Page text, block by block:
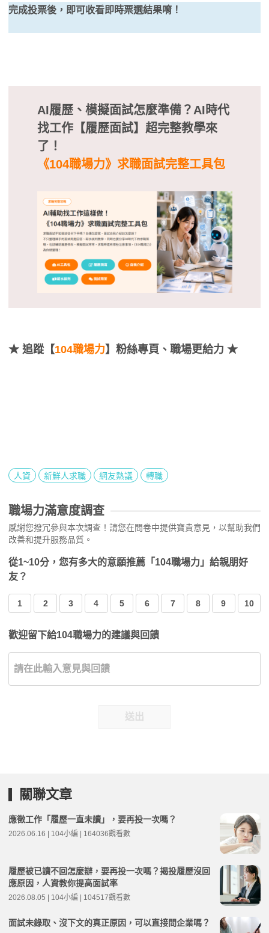
完成投票後，即可收看即時票選結果唷！
AI履歷、模擬面試怎麼準備？AI時代
找工作【履歷面試】超完整教學來
了！
《104職場力》求職面試完整工具包
★ 追蹤【104職場力】粉絲專頁、職場更給力 ★
人資 新鮮人求職 網友熱議 轉職
職場力滿意度調查
感謝您撥冗參與本次調查！請您在問卷中提供寶貴意見，以幫助我們
改善和提升服務品質。
從1~10分，您有多大的意願推薦「104職場力」給親朋好
友？
1 2 3 4 5 6 7 8 9 10
歡迎留下給104職場力的建議與回饋
送出
關聯文章
應徵工作「履歷一直未讀」，要再投一次嗎？
2026.06.16 | 104小編 | 164036觀看數
履歷被已讀不回怎麼辦，要再投一次嗎？揭投履歷沒回
應原因，人資教你提高面試率
2026.08.05 | 104小編 | 104517觀看數
面試未錄取、沒下文的真正原因，可以直接問企業嗎？